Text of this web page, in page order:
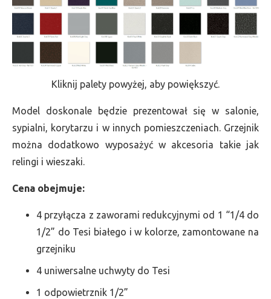
Kliknij palety powyżej, aby powiększyć.
Model doskonale będzie prezentował się w salonie,
sypialni, korytarzu i w innych pomieszczeniach. Grzejnik
można dodatkowo wyposażyć w akcesoria takie jak
relingi i wieszaki.
Cena obejmuje:
4 przyłącza z zaworami redukcyjnymi od 1 “1/4 do
1/2” do Tesi białego i w kolorze, zamontowane na
grzejniku
4 uniwersalne uchwyty do Tesi
1 odpowietrznik 1/2”